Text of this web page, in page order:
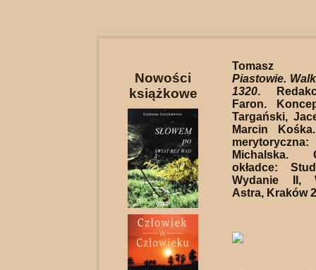
Nowości
książkowe
Tomasz
Piastowie.
1320.
Faron.
Targański,
Marcin
Michalska.
okładce:
Wydanie II,
Astra, Kraków